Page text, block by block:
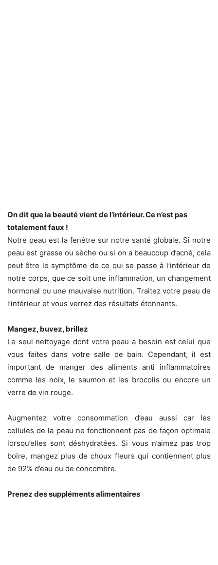
On dit que la beauté vient de l’intérieur. Ce n’est pas
totalement faux !
Notre peau est la fenêtre sur notre santé globale. Si notre
peau est grasse ou sèche ou si on a beaucoup d’acné, cela
peut être le symptôme de ce qui se passe à l’intérieur de
notre corps, que ce soit une inflammation, un changement
hormonal ou une mauvaise nutrition. Traitez votre peau de
l’intérieur et vous verrez des résultats étonnants.
Mangez, buvez, brillez
Le seul nettoyage dont votre peau a besoin est celui que
vous faites dans votre salle de bain. Cependant, il est
important de manger des aliments anti inflammatoires
comme les noix, le saumon et les brocolis ou encore un
verre de vin rouge.
Augmentez votre consommation d’eau aussi car les
cellules de la peau ne fonctionnent pas de façon optimale
lorsqu’elles sont déshydratées. Si vous n’aimez pas trop
boire, mangez plus de choux fleurs qui contiennent plus
de 92% d’eau ou de concombre.
Prenez des suppléments alimentaires